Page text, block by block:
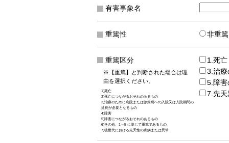
有害事象名
重篤性 非重篤
重篤区分
※【重篤】と判断された場合は理
由を選択ください。
1)死亡
2)死亡につながるおそれのあるもの
3)治療のために病院または診療所への入院又は入院期間の
延長が必要となるもの
4)障害
5)障害につながるおそれのあるもの
6)その他、1～5 に準じて重篤であるもの
7)後世代における先天性の疾病または異常
1.死亡
3.治療
5.障
7.先天